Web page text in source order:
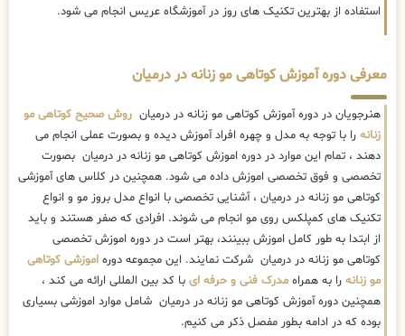
استفاده از بهترین تکنیک های روز در آموزشگاه عریس انجام می شود.
معرفی دوره آموزش کوتاهی مو زنانه در درمیان
هنرجویان در دوره آموزش کوتاهی مو زنانه در درمیان روش صحیح کوتاهی مو
زنانه را با توجه به مدل و چهره افراد آموزش دیده و بصورت عملی انجام می
دهند ، تمام این موارد در دوره اموزش کوتاهی مو زنانه در درمیان بصورت
تخصصی و فوق تخصصی اموزش داده می شود. همچنین در کلاس های آموزشی
کوتاهی مو زنانه در درمیان ، آشنایی تخصصی با انواع مدل بروز مو و انواع
تکنیک های کمپلکس روی مو انجام می شوند. افرادی که صفر هستند و باید
از ابتدا به طور کامل اموزش ببینند، بهتر است در دوره اموزش تخصصی
کوتاهی مو زنانه در درمیان شرکت نمایند. این مجموعه دوره اموزشی کوتاهی
مو زنانه را به همراه مدرک فنی و حرفه ای با کد بین المللی ارائه می کند ،
همچنین دوره آموزش کوتاهی مو زنانه در درمیان شامل موارد اموزشی بسیاری
بوده که در ادامه بطور مفصل ذکر می کنیم.